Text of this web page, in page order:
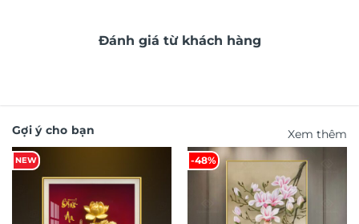
Đánh giá từ khách hàng
Gợi ý cho bạn Xem thêm
NEW -48%